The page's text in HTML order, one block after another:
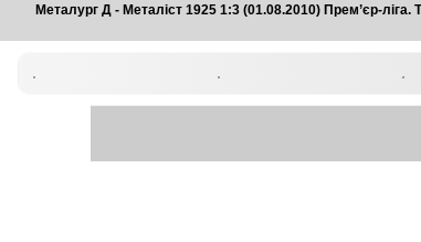
Металург Д - Металіст 1925 1:3 (01.08.2010) Прем’єр-ліга.